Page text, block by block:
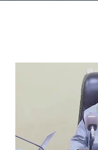
Réglementions
Contactez nous